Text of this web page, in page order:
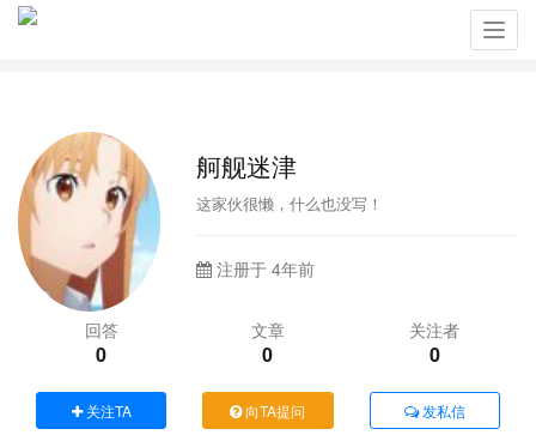
舸舰迷津
这家伙很懒，什么也没写！
注册于 4年前
回答
0
文章
0
关注者
0
关注TA 向TA提问 发私信